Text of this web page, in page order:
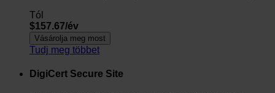
Tól
$157.67/év
Vásárolja meg most
Tudj meg többet
DigiCert Secure Site